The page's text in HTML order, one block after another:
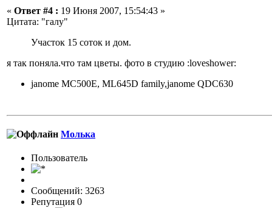
« Ответ #4 : 19 Июня 2007, 15:54:43 »
Цитата: "галу"
Участок 15 соток и дом.
я так поняла.что там цветы. фото в студию :loveshower:
janome MC500E, ML645D family,janome QDC630
Молька
Пользовaтeль
Сообщений: 3263
Репутация 0